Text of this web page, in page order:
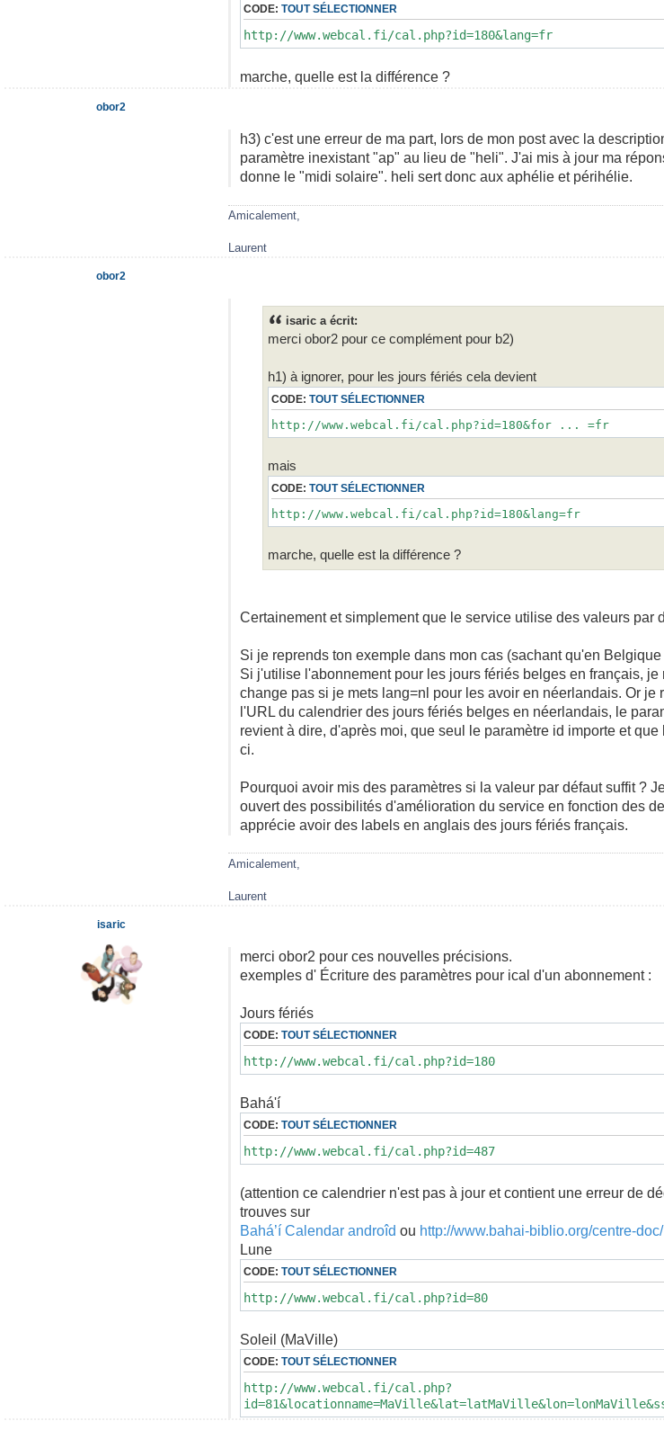
CODE: TOUT SÉLECTIONNER
http://www.webcal.fi/cal.php?id=180&lang=fr
marche, quelle est la différence ?
h3) c'est une erreur de ma part, lors de mon post avec la
paramètre inexistant "ap" au lieu de "heli". J'ai mis à jour ma
donne le "midi solaire". heli sert donc aux aphélie et périhélie.
Amicalement,
Laurent
obor2
isaric a écrit:
merci obor2 pour ce complément pour b2)
h1) à ignorer, pour les jours fériés cela devient
CODE: TOUT SÉLECTIONNER
http://www.webcal.fi/cal.php?id=180&for ... =fr
mais
CODE: TOUT SÉLECTIONNER
http://www.webcal.fi/cal.php?id=180&lang=fr
marche, quelle est la différence ?
Certainement et simplement que le service utilise des valeurs par
Si je reprends ton exemple dans mon cas (sachant qu'en
Si j'utilise l'abonnement pour les jours fériés belges en français,
change pas si je mets lang=nl pour les avoir en néerlandais. Or
l'URL du calendrier des jours fériés belges en néerlandais, le
revient à dire, d'après moi, que seul le paramètre id importe et
ci.
Pourquoi avoir mis des paramètres si la valeur par défaut suffit ?
ouvert des possibilités d'amélioration du service en fonction des
apprécie avoir des labels en anglais des jours fériés français.
Amicalement,
Laurent
obor2
merci obor2 pour ces nouvelles précisions.
exemples d' Écriture des paramètres pour ical d'un abonnement :
Jours fériés
CODE: TOUT SÉLECTIONNER
http://www.webcal.fi/cal.php?id=180
Bahá'í
CODE: TOUT SÉLECTIONNER
http://www.webcal.fi/cal.php?id=487
(attention ce calendrier n'est pas à jour et contient une erreur de
trouves sur
Bahá’í Calendar androîd ou http://www.bahai-biblio.org/centre-
Lune
CODE: TOUT SÉLECTIONNER
http://www.webcal.fi/cal.php?id=80
Soleil (MaVille)
CODE: TOUT SÉLECTIONNER
http://www.webcal.fi/cal.php?
isaric